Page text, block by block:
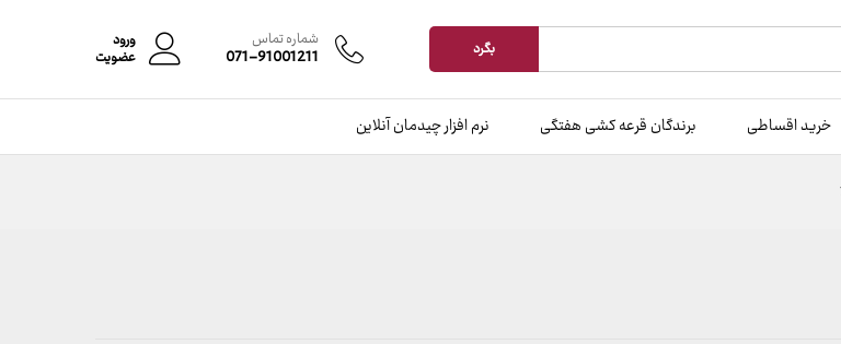
بگرد شماره تماس
071-91001211
ورود
عضویت
خرید اقساطی برندگان قرعه کشی هفتگی نرم افزار چیدمان آنلاین
تا